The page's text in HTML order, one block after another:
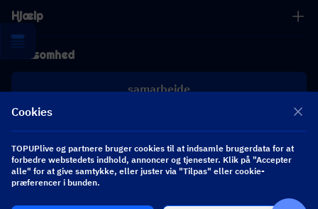
Hjælp
Virksomhed
samarbejde
[email protected]
Følg os
Cookies
TOPUPlive og partnere bruger cookies til at indsamle brugerdata for at
forbedre webstedets indhold, annoncer og tjenester. Klik på "Accepter
alle" for at give samtykke, eller juster via "Tilpas" eller cookie-
præferencer i bunden.